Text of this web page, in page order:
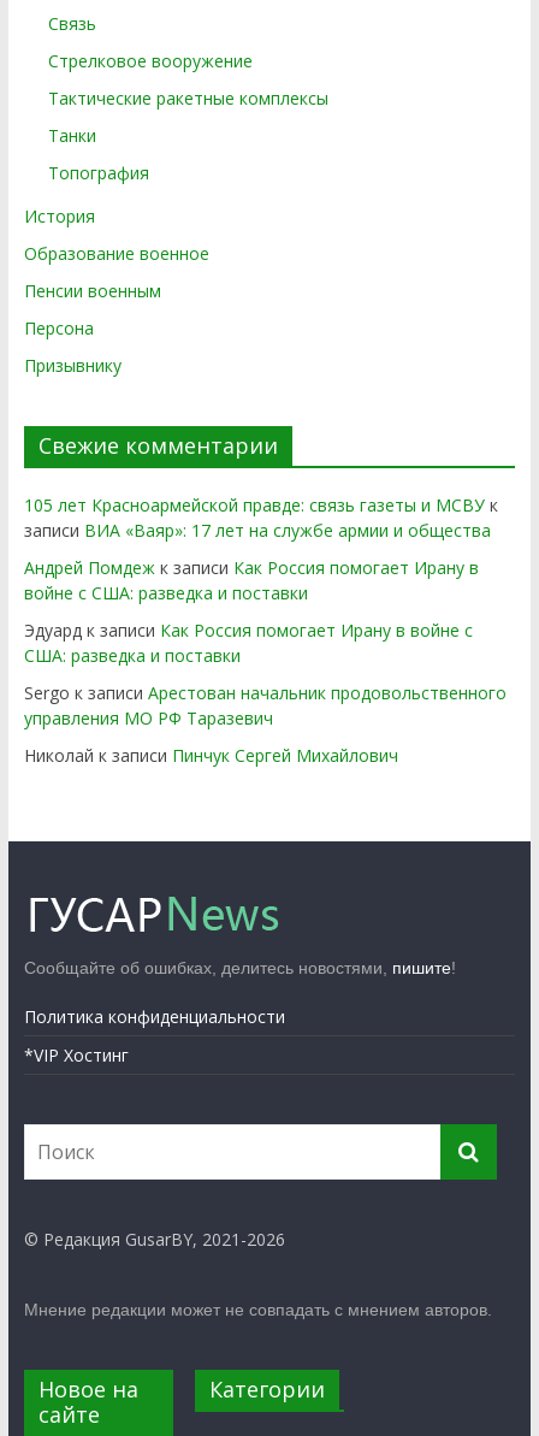
Связь
Стрелковое вооружение
Тактические ракетные комплексы
Танки
Топография
История
Образование военное
Пенсии военным
Персона
Призывнику
Свежие комментарии
105 лет Красноармейской правде: связь газеты и МСВУк
записи ВИА «Ваяр»: 17 лет на службе армии и общества
Андрей Помдежк записи Как Россия помогает Ирану в
войне с США: разведка и поставки
Эдуардк записи Как Россия помогает Ирану в войне с
США: разведка и поставки
Sergo к записи Арестован начальник продовольственного
управления МО РФ Таразевич
Николай к записи Пинчук Сергей Михайлович
Сообщайте об ошибках, делитесь новостями, пишите!
Политика конфиденциальности
*VIP Хостинг
© Редакция GusarBY, 2021-2026
Мнение редакции может не совпадать с мнением авторов.
Новое на
сайте
Категории